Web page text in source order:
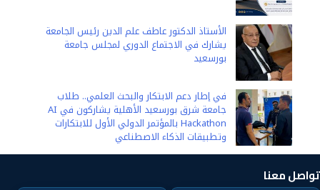
الأستاذ الدكتور عاطف علم الدين رئيس الجامعة
يشارك في الاجتماع الدوري لمجلس جامعة
بورسعيد
في إطار دعم الابتكار والبحث العلمي.. طلاب
جامعة شرق بورسعيد الأهلية يشاركون في AI
Hackathon بالمؤتمر الدولي الأول للابتكارات
وتطبيقات الذكاء الاصطناعي
تواصل معنا